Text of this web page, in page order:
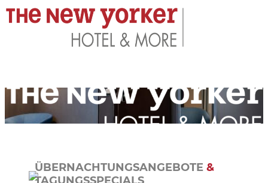
ÜBERNACHTUNGSANGEBOTE &